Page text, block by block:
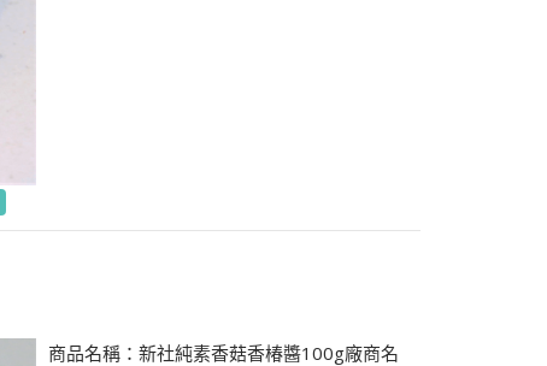
商品名稱：新社純素香菇香椿醬100g廠商名